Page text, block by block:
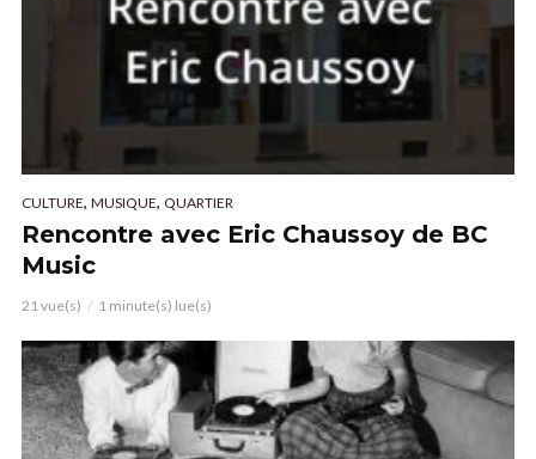
CULTURE, MUSIQUE, QUARTIER
Rencontre avec Eric Chaussoy de BC
Music
21 vue(s) 1 minute(s) lue(s)